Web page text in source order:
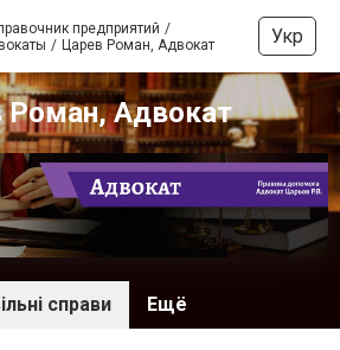
предприятий
Царев Роман, Адвокат Укр
Роман, Адвокат
справи Ещё